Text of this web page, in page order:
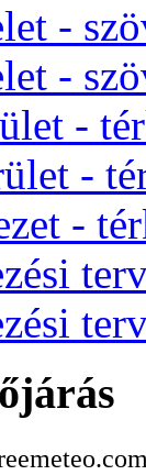
-
-
-
-
-